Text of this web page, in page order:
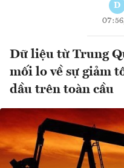
D
Dữ liệu từ Trung
mối lo về sự giảm
dầu trên toàn cầu